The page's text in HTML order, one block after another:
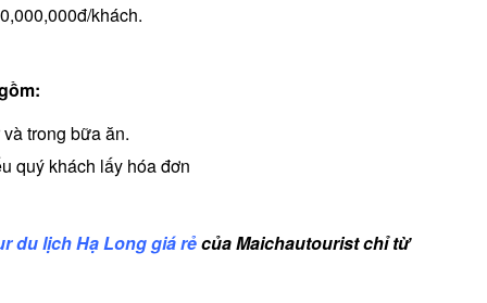
khách.
trong bữa ăn.
quý khách lấy hóa đơn
du lịch Hạ Long giá rẻcủa Maichautourist chỉ từ